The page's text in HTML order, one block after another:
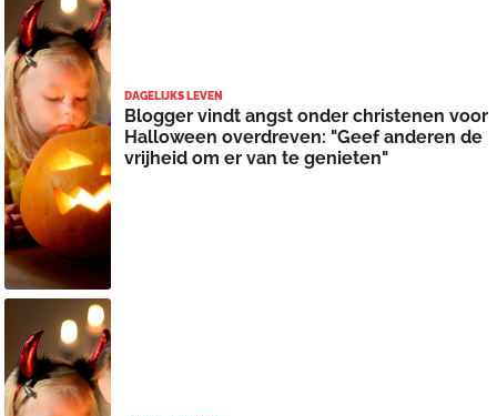
DAGELIJKS LEVEN
Blogger vindt angst onder christenen voor
Halloween overdreven: "Geef anderen de
vrijheid om er van te genieten"